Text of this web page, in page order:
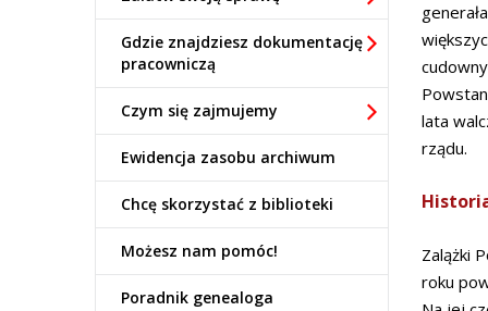
lata
rządu.
Zalążki
roku
Gdzie znajdziesz dokumentację
pracowniczą
Czym się zajmujemy
Ewidencja zasobu archiwum
Chcę skorzystać z biblioteki
Możesz nam pomóc!
Poradnik genealoga